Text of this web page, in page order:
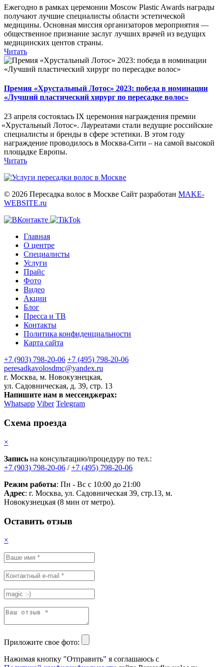
Ежегодно в рамках церемонии Moscow Plastic Awards награды
получают лучшие специалисты области эстетической
медицины. Основная миссия организаторов мероприятия —
общественное признание заслуг лучших врачей из ведущих
медицинских центов страны.
Читать
Премия «Хрустальный Лотос» 2023: победа в номинации
«Лучший пластический хирург по пересадке волос»
23 апреля состоялась IX церемония награждения премии
«Хрустальный Лотос». Лауреатами стали ведущие российские
специалисты и бренды в сфере эстетики. В этом году
награждение проводилось в Москва-Сити – на самой высокой
площадке Европы.
Читать
© 2026 Пересадка волос в Москве Сайт разработан MAKE-
WEBSITE.ru
Главная
О центре
Специалисты
Услуги
Прайс
Фото
Видео
Акции
Блог
Пресса и ТВ
Контакты
Политика конфиденциальности
Карта сайта
+7 (903) 798-20-06 +7 (495) 798-20-06
peresadkavolosdmc@yandex.ru
г. Москва, м. Новокузнецкая,
ул. Садовническая, д. 39, стр. 13
Напишите нам в мессенджерах:
Whatsapp Viber Telegram
Схема проезда
×
Запись на консультацию/процедуру по тел.:
+7 (903) 798-20-06 /+7 (495) 798-20-06
Режим работы: Пн - Вс с 10:00 до 21:00
Адрес: г. Москва, ул. Садовническая 39, стр.13, м.
Новокузнецкая (8 мин от метро).
Оставить отзыв
×
Приложите свое фото:
Нажимая кнопку "Отправить" я соглашаюсь с